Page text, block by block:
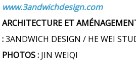
www.3andwichdesign.com
ARCHITECTURE ET
:3ANDWICH DESIGN / HE WEI
PHOTOS : JIN WEIQI